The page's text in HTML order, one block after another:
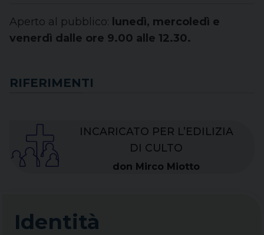
Aperto al pubblico: lunedì, mercoledì e
venerdì dalle ore 9.00 alle 12.30.
RIFERIMENTI
INCARICATO PER L’EDILIZIA
DI CULTO
don Mirco Miotto
Identità